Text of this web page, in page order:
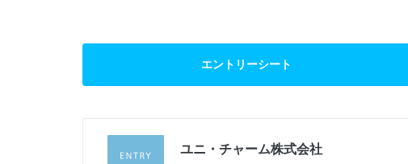
エントリーシート
ユニ・チャーム株式会社